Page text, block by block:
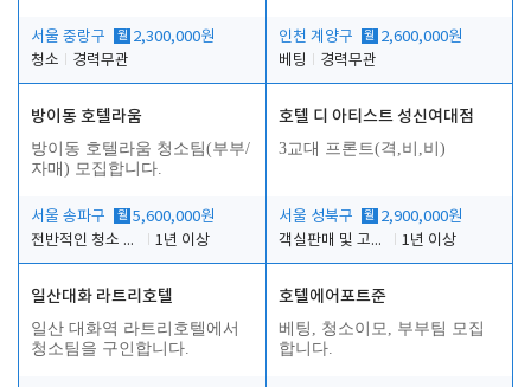
서울 중랑구 월 2,300,000원
청소
경력무관
인천 계양구 월 2,600,000원
베팅
경력무관
방이동 호텔라움
방이동 호텔라움 청소팀(부부/
자매) 모집합니다.
서울 송파구 월 5,600,000원
전반적인 청소 업무(객실청소.객실정리)
1년 이상
호텔 디 아티스트 성신여대점
3교대 프론트(격,비,비)
서울 성북구 월 2,900,000원
객실판매 및 고객응대
1년 이상
일산대화 라트리호텔
일산 대화역 라트리호텔에서
청소팀을 구인합니다.
호텔에어포트준
베팅, 청소이모, 부부팀 모집
합니다.